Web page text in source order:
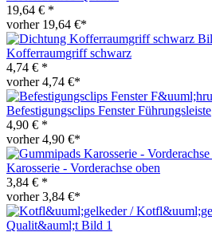
19,64 € *
vorher 19,64 €*
Kofferraumgriff schwarz
4,74 € *
vorher 4,74 €*
Befestigungsclips Fenster Führungsleiste
4,90 € *
vorher 4,90 €*
Karosserie - Vorderachse oben
3,84 € *
vorher 3,84 €*